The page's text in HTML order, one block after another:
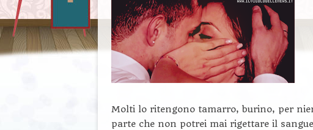
Molti lo ritengono tamarro, burino, per
parte che non potrei mai rigettare il